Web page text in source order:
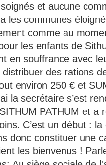
et aucune
les communes
comme au
les enfants de
en souffrance avec
des rations
environ 250 € et
la secrétaire s’est
PATHUM et a
C’est un début :
donc constituer une
les bienvenus !